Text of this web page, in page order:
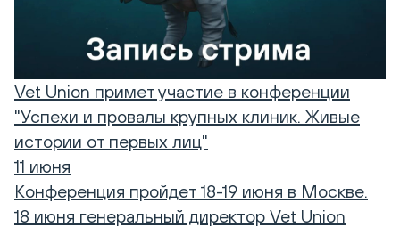
Vet Union примет участие в конференции
"Успехи и провалы крупных клиник. Живые
истории от первых лиц"
11 июня
Конференция пройдет 18-19 июня в Москве.
18 июня генеральный директор Vet Union